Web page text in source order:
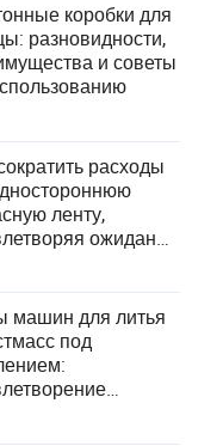
коробки для
разновидности,
и советы
расходы
ленту,
ожидания
машин для литья
под